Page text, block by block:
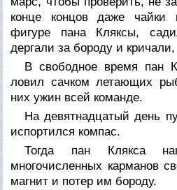
конце концов даже чайки
фигуре пана Кляксы,
дергали за бороду и
В свободное время пан
ловил сачком летающих
них ужин всей команде.
На девятнадцатый день
испортился компас.
Тогда пан Клякса
многочисленных карманов
магнит и потер им бороду.